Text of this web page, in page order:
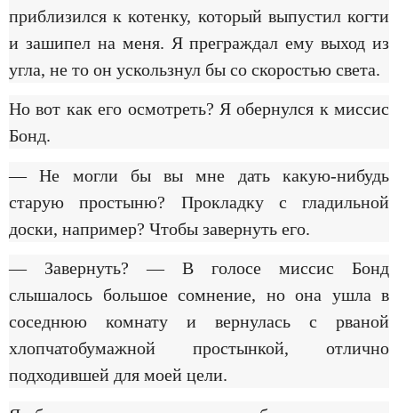
приблизился к котенку, который выпустил когти
и зашипел на меня. Я преграждал ему выход из
угла, не то он ускользнул бы со скоростью света.
Но вот как его осмотреть? Я обернулся к миссис
Бонд.
— Не могли бы вы мне дать какую-нибудь
старую простыню? Прокладку с гладильной
доски, например? Чтобы завернуть его.
— Завернуть? — В голосе миссис Бонд
слышалось большое сомнение, но она ушла в
соседнюю комнату и вернулась с рваной
хлопчатобумажной простынкой, отлично
подходившей для моей цели.